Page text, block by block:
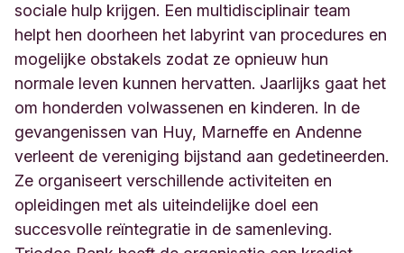
sociale hulp krijgen. Een multidisciplinair team
helpt hen doorheen het labyrint van procedures en
mogelijke obstakels zodat ze opnieuw hun
normale leven kunnen hervatten. Jaarlijks gaat het
om honderden volwassenen en kinderen. In de
gevangenissen van Huy, Marneffe en Andenne
verleent de vereniging bijstand aan gedetineerden.
Ze organiseert verschillende activiteiten en
opleidingen met als uiteindelijke doel een
succesvolle reïntegratie in de samenleving.